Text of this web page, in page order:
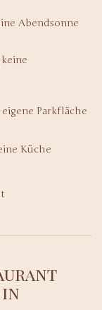
Abendsonne
Parkfläche
Küche
in